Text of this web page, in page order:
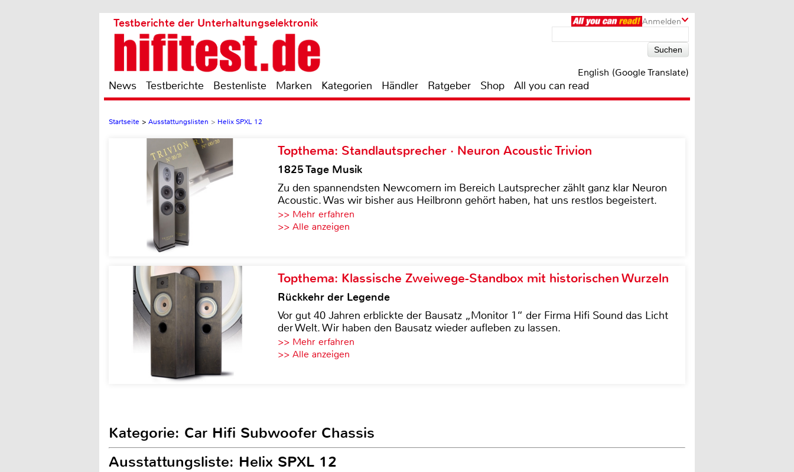
Anmelden
Testberichte der Unterhaltungselektronik
English (Google Translate)
News Testberichte Bestenliste Marken Kategorien Händler Ratgeber Shop All you can read
Startseite > Ausstattungslisten > Helix SPXL 12
Topthema: Standlautsprecher · Neuron Acoustic Trivion
1825 Tage Musik
Zu den spannendsten Newcomern im Bereich Lautsprecher zählt ganz klar Neuron
Acoustic. Was wir bisher aus Heilbronn gehört haben, hat uns restlos begeistert.
>> Mehr erfahren
>> Alle anzeigen
Topthema: Klassische Zweiwege-Standbox mit historischen Wurzeln
Rückkehr der Legende
Vor gut 40 Jahren erblickte der Bausatz „Monitor 1“ der Firma Hifi Sound das Licht
der Welt. Wir haben den Bausatz wieder aufleben zu lassen.
>> Mehr erfahren
>> Alle anzeigen
Kategorie: Car Hifi Subwoofer Chassis
Ausstattungsliste: Helix SPXL 12